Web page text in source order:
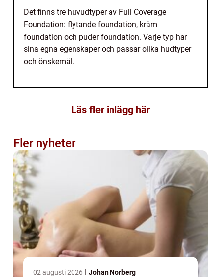
Det finns tre huvudtyper av Full Coverage
Foundation: flytande foundation, kräm
foundation och puder foundation. Varje typ har
sina egna egenskaper och passar olika hudtyper
och önskemål.
Läs fler inlägg här
Fler nyheter
02 augusti 2026 Johan Norberg